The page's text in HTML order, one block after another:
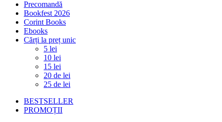
Precomandă
Bookfest 2026
Corint Books
Ebooks
Cărți la preț unic
5 lei
10 lei
15 lei
20 de lei
25 de lei
BESTSELLER
PROMOȚII